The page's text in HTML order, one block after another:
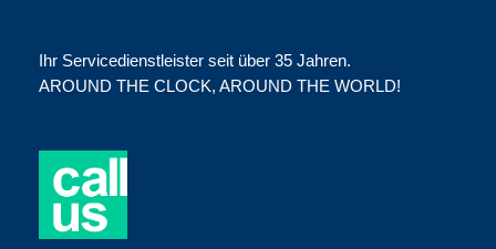
Ihr Servicedienstleister seit über 35 Jahren.
AROUND THE CLOCK, AROUND THE WORLD!